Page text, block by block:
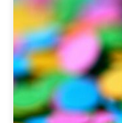
Es wird wieder
alle kleinen und
Grundschule